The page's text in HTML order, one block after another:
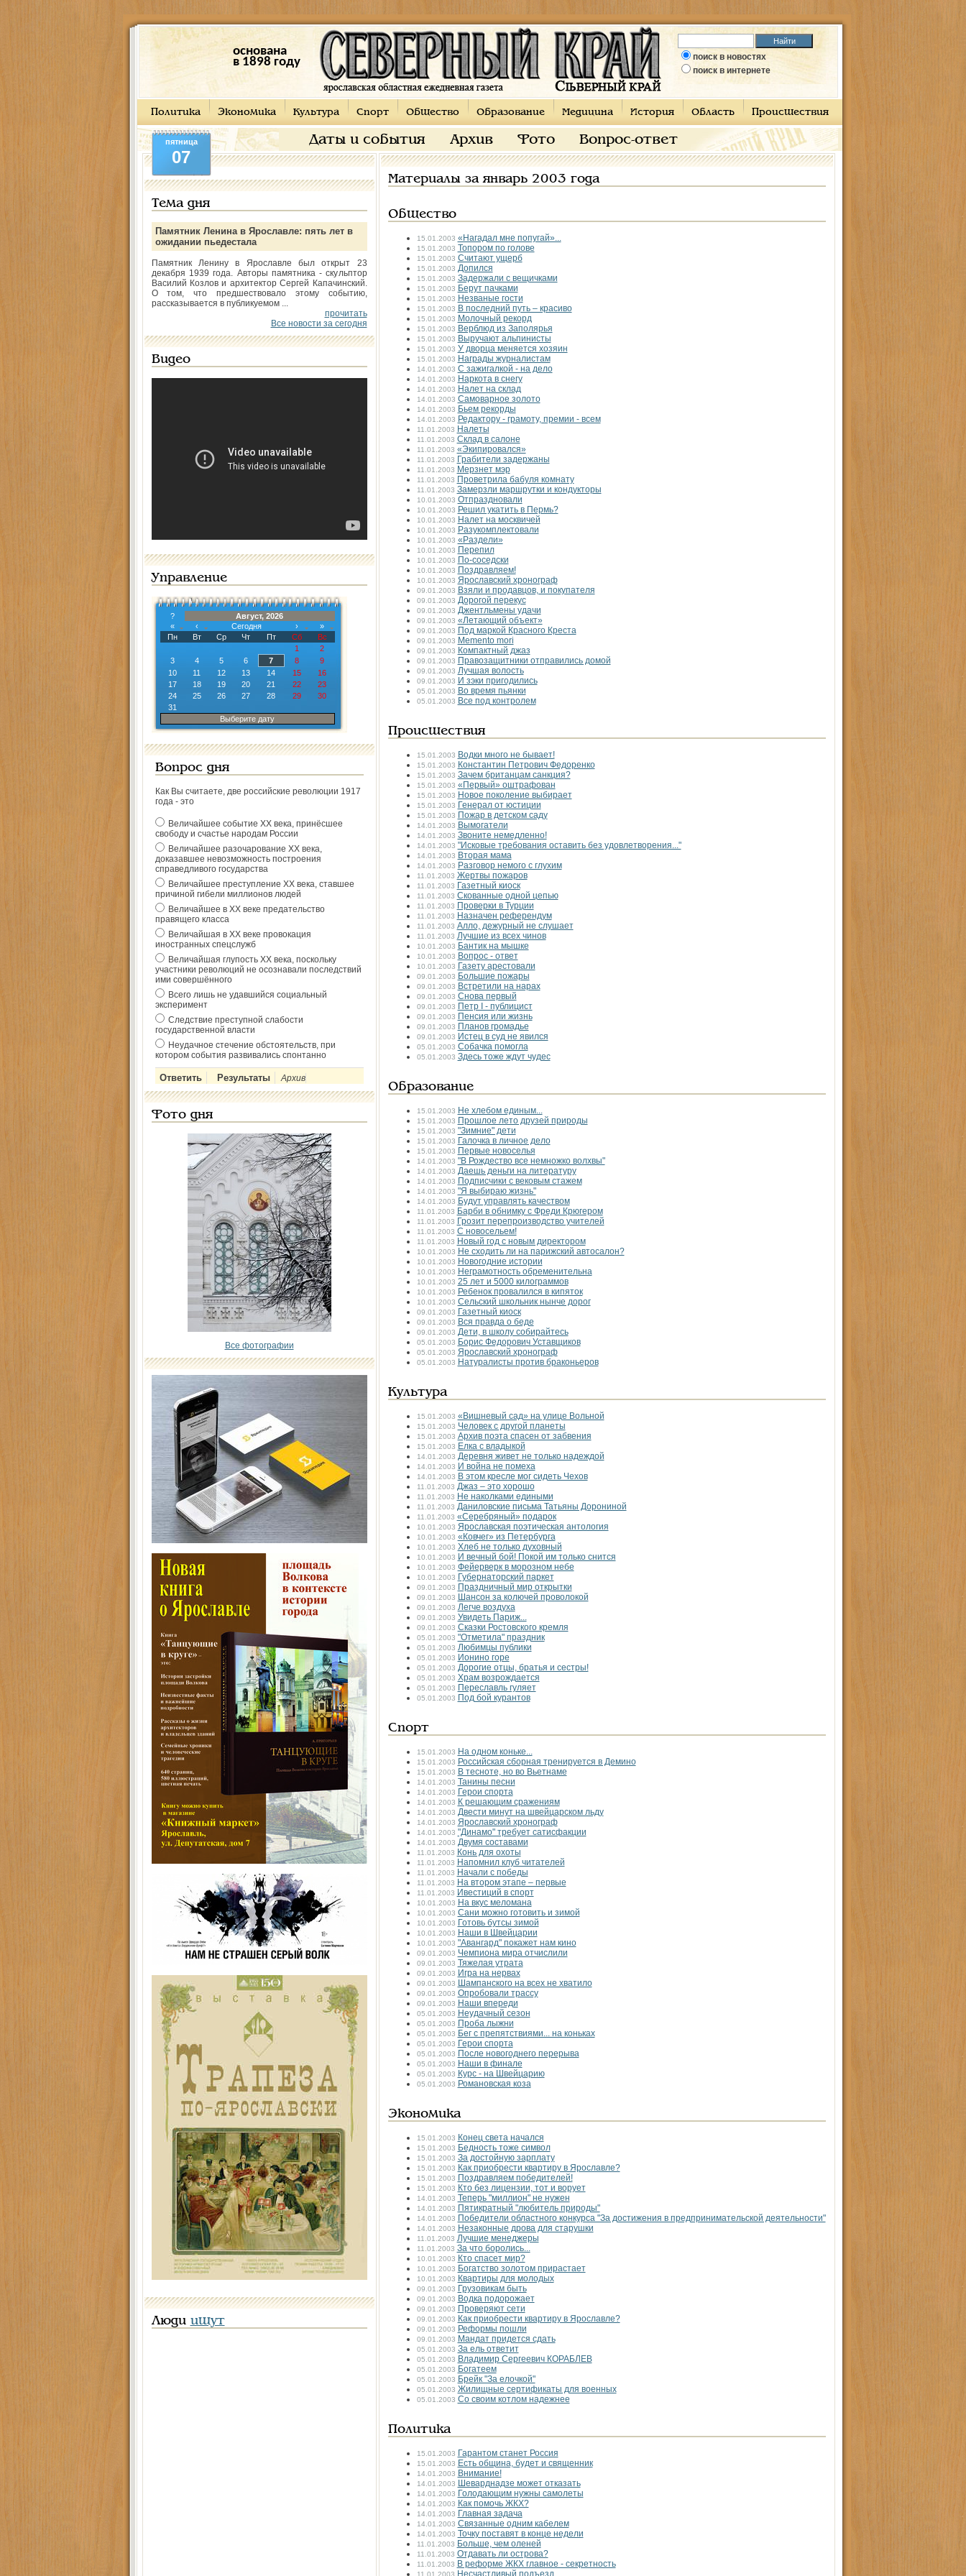
основана
в 1898 году
поиск в новостях
поиск в интернете
Политика Экономика Культура Спорт Общество Образование Медицина История Область Происшествия
Даты и события Архив Фото Вопрос-ответ
пятница
07
Тема дня
Памятник Ленина в Ярославле: пять лет в
ожидании пьедестала
Памятник Ленину в Ярославле был открыт 23
декабря 1939 года. Авторы памятника - скульптор
Василий Козлов и архитектор Сергей Капачинский.
О том, что предшествовало этому событию,
рассказывается в публикуемом ...
прочитать
Все новости за сегодня
Видео
Управление
?
Август, 2026
«
‹ Сегодня ›
»
Пн
Вт Ср Чт Пт Сб
Вс
1
2
3
4 5 6 7 8
9
10
11 12 13 14 15
16
17
18 19 20 21 22
23
24
25 26 27 28 29
30
31
Выберите дату
Вопрос дня
Как Вы считаете, две российские революции 1917
года - это
Величайшее событие ХХ века, принёсшее
свободу и счастье народам России
Величайшее разочарование ХХ века,
доказавшее невозможность построения
справедливого государства
Величайшее преступление ХХ века, ставшее
причиной гибели миллионов людей
Величайшее в ХХ веке предательство
правящего класса
Величайшая в ХХ веке провокация
иностранных спецслужб
Величайшая глупость ХХ века, поскольку
участники революций не осознавали последствий
ими совершённого
Всего лишь не удавшийся социальный
эксперимент
Следствие преступной слабости
государственной власти
Неудачное стечение обстоятельств, при
котором события развивались спонтанно
Архив
Фото дня
Все фотографии
Люди ищут
Материалы за январь 2003 года
Общество
15.01.2003 «Нагадал мне попугай»...
15.01.2003 Топором по голове
15.01.2003 Считают ущерб
15.01.2003 Допился
15.01.2003 Задержали с вещичками
15.01.2003 Берут пачками
15.01.2003 Незваные гости
15.01.2003 В последний путь – красиво
15.01.2003 Молочный рекорд
15.01.2003 Верблюд из Заполярья
15.01.2003 Выручают альпинисты
15.01.2003 У дворца меняется хозяин
15.01.2003 Награды журналистам
14.01.2003 С зажигалкой - на дело
14.01.2003 Наркота в снегу
14.01.2003 Налет на склад
14.01.2003 Самоварное золото
14.01.2003 Бьем рекорды
14.01.2003 Редактору - грамоту, премии - всем
11.01.2003 Налеты
11.01.2003 Склад в салоне
11.01.2003 «Экипировался»
11.01.2003 Грабители задержаны
11.01.2003 Мерзнет мэр
11.01.2003 Проветрила бабуля комнату
11.01.2003 Замерзли маршрутки и кондукторы
10.01.2003 Отпраздновали
10.01.2003 Решил укатить в Пермь?
10.01.2003 Налет на москвичей
10.01.2003 Разукомплектовали
10.01.2003 «Раздели»
10.01.2003 Перепил
10.01.2003 По-соседски
10.01.2003 Поздравляем!
10.01.2003 Ярославский хронограф
09.01.2003 Взяли и продавцов, и покупателя
09.01.2003 Дорогой перекус
09.01.2003 Джентльмены удачи
09.01.2003 «Летающий объект»
09.01.2003 Под маркой Красного Креста
09.01.2003 Mеmento mori
09.01.2003 Компактный джаз
09.01.2003 Правозащитники отправились домой
09.01.2003 Лучшая волость
09.01.2003 И зэки пригодились
05.01.2003 Во время пьянки
05.01.2003 Все под контролем
Происшествия
15.01.2003 Водки много не бывает!
15.01.2003 Константин Петрович Федоренко
15.01.2003 Зачем британцам санкция?
15.01.2003 «Первый» оштрафован
15.01.2003 Новое поколение выбирает
15.01.2003 Генерал от юстиции
15.01.2003 Пожар в детском саду
14.01.2003 Вымогатели
14.01.2003 Звоните немедленно!
14.01.2003 "Исковые требования оставить без удовлетворения..."
14.01.2003 Вторая мама
14.01.2003 Разговор немого с глухим
11.01.2003 Жертвы пожаров
11.01.2003 Газетный киоск
11.01.2003 Скованные одной цепью
11.01.2003 Проверки в Турции
11.01.2003 Назначен референдум
11.01.2003 Алло, дежурный не слушает
11.01.2003 Лучшие из всех чинов
10.01.2003 Бантик на мышке
10.01.2003 Вопрос - ответ
10.01.2003 Газету арестовали
09.01.2003 Большие пожары
09.01.2003 Встретили на нарах
09.01.2003 Снова первый
09.01.2003 Петр I - публицист
09.01.2003 Пенсия или жизнь
09.01.2003 Планов громадье
09.01.2003 Истец в суд не явился
05.01.2003 Собачка помогла
05.01.2003 Здесь тоже ждут чудес
Образование
15.01.2003 Не хлебом единым...
15.01.2003 Прошлое лето друзей природы
15.01.2003 "Зимние" дети
15.01.2003 Галочка в личное дело
15.01.2003 Первые новоселья
14.01.2003 "В Рождество все немножко волхвы"
14.01.2003 Даешь деньги на литературу
14.01.2003 Подписчики с вековым стажем
14.01.2003 "Я выбираю жизнь"
14.01.2003 Будут управлять качеством
11.01.2003 Барби в обнимку с Фреди Крюгером
11.01.2003 Грозит перепроизводство учителей
11.01.2003 С новосельем!
11.01.2003 Новый год с новым директором
10.01.2003 Не сходить ли на парижский автосалон?
10.01.2003 Новогодние истории
10.01.2003 Неграмотность обременительна
10.01.2003 25 лет и 5000 килограммов
10.01.2003 Ребенок провалился в кипяток
10.01.2003 Сельский школьник нынче дорог
09.01.2003 Газетный киоск
09.01.2003 Вся правда о беде
09.01.2003 Дети, в школу собирайтесь
05.01.2003 Борис Федорович Уставщиков
05.01.2003 Ярославский хронограф
05.01.2003 Натуралисты против браконьеров
Культура
15.01.2003 «Вишневый сад» на улице Вольной
15.01.2003 Человек с другой планеты
15.01.2003 Архив поэта спасен от забвения
15.01.2003 Елка с владыкой
14.01.2003 Деревня живет не только надеждой
14.01.2003 И война не помеха
14.01.2003 В этом кресле мог сидеть Чехов
11.01.2003 Джаз – это хорошо
11.01.2003 Не наколками едиными
11.01.2003 Даниловские письма Татьяны Дорониной
11.01.2003 «Серебряный» подарок
10.01.2003 Ярославская поэтическая антология
10.01.2003 «Ковчег» из Петербурга
10.01.2003 Хлеб не только духовный
10.01.2003 И вечный бой! Покой им только снится
10.01.2003 Фейерверк в морозном небе
10.01.2003 Губернаторский паркет
09.01.2003 Праздничный мир открытки
09.01.2003 Шансон за колючей проволокой
09.01.2003 Легче воздуха
09.01.2003 Увидеть Париж...
09.01.2003 Сказки Ростовского кремля
05.01.2003 "Отметила" праздник
05.01.2003 Любимцы публики
05.01.2003 Ионино горе
05.01.2003 Дорогие отцы, братья и сестры!
05.01.2003 Храм возрождается
05.01.2003 Переславль гуляет
05.01.2003 Под бой курантов
Спорт
15.01.2003 На одном коньке...
15.01.2003 Российская сборная тренируется в Демино
15.01.2003 В тесноте, но во Вьетнаме
14.01.2003 Танины песни
14.01.2003 Герои спорта
14.01.2003 К решающим сражениям
14.01.2003 Двести минут на швейцарском льду
14.01.2003 Ярославский хронограф
14.01.2003 "Динамо" требует сатисфакции
14.01.2003 Двумя составами
11.01.2003 Конь для охоты
11.01.2003 Напомнил клуб читателей
11.01.2003 Начали с победы
11.01.2003 На втором этапе – первые
11.01.2003 Ивестиций в спорт
10.01.2003 На вкус меломана
10.01.2003 Сани можно готовить и зимой
10.01.2003 Готовь бутсы зимой
10.01.2003 Наши в Швейцарии
10.01.2003 "Авангард" покажет нам кино
09.01.2003 Чемпиона мира отчислили
09.01.2003 Тяжелая утрата
09.01.2003 Игра на нервах
09.01.2003 Шампанского на всех не хватило
09.01.2003 Опробовали трассу
09.01.2003 Наши впереди
05.01.2003 Неудачный сезон
05.01.2003 Проба лыжни
05.01.2003 Бег с препятствиями... на коньках
05.01.2003 Герои спорта
05.01.2003 После новогоднего перерыва
05.01.2003 Наши в финале
05.01.2003 Курс - на Швейцарию
05.01.2003 Романовская коза
Экономика
15.01.2003 Конец света начался
15.01.2003 Бедность тоже символ
15.01.2003 За достойную зарплату
15.01.2003 Как приобрести квартиру в Ярославле?
15.01.2003 Поздравляем победителей!
15.01.2003 Кто без лицензии, тот и ворует
14.01.2003 Теперь "миллион" не нужен
14.01.2003 Пятикратный "любитель природы"
14.01.2003 Победители областного конкурса "За достижения в предпринимательской деятельности"
14.01.2003 Незаконные дрова для старушки
11.01.2003 Лучшие менеджеры
11.01.2003 За что боролись...
10.01.2003 Кто спасет мир?
10.01.2003 Богатство золотом прирастает
10.01.2003 Квартиры для молодых
09.01.2003 Грузовикам быть
09.01.2003 Водка подорожает
09.01.2003 Проверяют сети
09.01.2003 Как приобрести квартиру в Ярославле?
09.01.2003 Реформы пошли
09.01.2003 Мандат придется сдать
05.01.2003 За ель ответит
05.01.2003 Владимир Сергеевич КОРАБЛЕВ
05.01.2003 Богатеем
05.01.2003 Брейк "За елочкой"
05.01.2003 Жилищные сертификаты для военных
05.01.2003 Со своим котлом надежнее
Политика
15.01.2003 Гарантом станет Россия
15.01.2003 Есть община, будет и священник
14.01.2003 Внимание!
14.01.2003 Шеварднадзе может отказать
14.01.2003 Голодающим нужны самолеты
14.01.2003 Как помочь ЖКХ?
14.01.2003 Главная задача
14.01.2003 Связанные одним кабелем
14.01.2003 Точку поставят в конце недели
11.01.2003 Больше, чем оленей
11.01.2003 Отдавать ли острова?
11.01.2003 В реформе ЖКХ главное - секретность
11.01.2003 Несчастливый подъезд